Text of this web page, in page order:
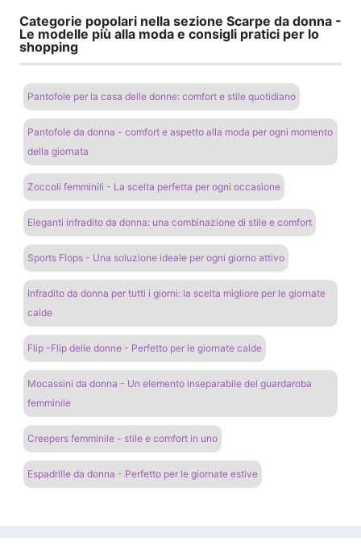
Categorie popolari nella sezione Scarpe da donna -
Le modelle più alla moda e consigli pratici per lo
shopping
Pantofole per la casa delle donne: comfort e stile quotidiano
Pantofole da donna - comfort e aspetto alla moda per ogni momento
della giornata
Zoccoli femminili - La scelta perfetta per ogni occasione
Eleganti infradito da donna: una combinazione di stile e comfort
Sports Flops - Una soluzione ideale per ogni giorno attivo
Infradito da donna per tutti i giorni: la scelta migliore per le giornate
calde
Flip -Flip delle donne - Perfetto per le giornate calde
Mocassini da donna - Un elemento inseparabile del guardaroba
femminile
Creepers femminile - stile e comfort in uno
Espadrille da donna - Perfetto per le giornate estive